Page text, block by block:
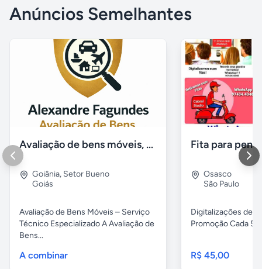
Anúncios Semelhantes
Avaliação de bens móveis, Avaliação patrimônial
Goiânia, Setor Bueno
Goiás
Avaliação de Bens Móveis – Serviço
Técnico Especializado A Avaliação de
Bens...
A combinar
Osasco
São Paulo
Digitalizações de
Promoção Cada 5
R$ 45,00